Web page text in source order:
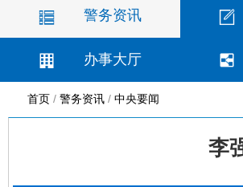
警务资讯
办事大厅
首页 / 警务资讯 / 中央要闻
李